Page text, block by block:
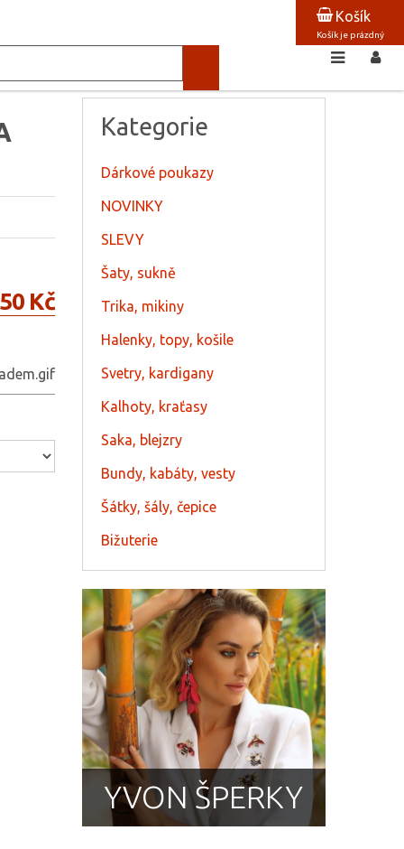
Košík
Košík je prázdný
Kč
Kategorie
Dárkové poukazy
NOVINKY
SLEVY
Šaty, sukně
Trika, mikiny
Halenky, topy, košile
Svetry, kardigany
Kalhoty, kraťasy
Saka, blejzry
Bundy, kabáty, vesty
Šátky, šály, čepice
Bižuterie
YVON ŠPERKY